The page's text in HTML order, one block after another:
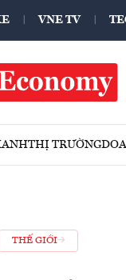
VNE TV
THỊ TRƯỜNG
THẾ GIỚI